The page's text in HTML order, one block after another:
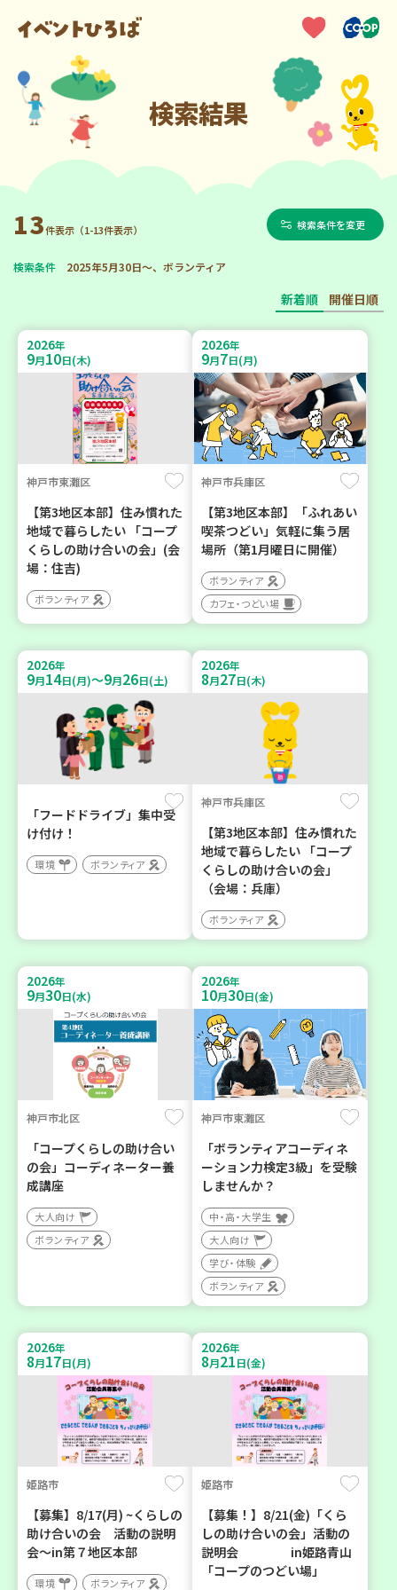
検索結果
13件表示（1-13件表示） 検索条件を変更
検索条件 2025年5月30日～、ボランティア
新着順 開催日順
2026年
9月10日(木)
神戸市東灘区
【第3地区本部】住み慣れた
地域で暮らしたい 「コープ
くらしの助け合いの会」(会
場：住吉)
ボランティア
2026年
9月7日(月)
神戸市兵庫区
【第3地区本部】「ふれあい
喫茶つどい」気軽に集う居
場所（第1月曜日に開催）
ボランティア
カフェ・つどい場
2026年
9月14日(月)～9月26日(土)
「フードドライブ」集中受
け付け！
環境 ボランティア
2026年
8月27日(木)
神戸市兵庫区
【第3地区本部】住み慣れた
地域で暮らしたい 「コープ
くらしの助け合いの会」
（会場：兵庫）
ボランティア
2026年
9月30日(水)
神戸市北区
「コープくらしの助け合い
の会」コーディネーター養
成講座
大人向け
ボランティア
2026年
10月30日(金)
神戸市東灘区
「ボランティアコーディネ
ーション力検定3級」を受験
しませんか？
中・高・大学生
大人向け
学び・体験
ボランティア
2026年
8月17日(月)
姫路市
【募集】8/17(月) ~くらしの
助け合いの会 活動の説明
会～in第７地区本部
環境 ボランティア
2026年
8月21日(金)
姫路市
【募集！】8/21(金)「くら
しの助け合いの会」活動の
説明会 in姫路青山
「コープのつどい場」